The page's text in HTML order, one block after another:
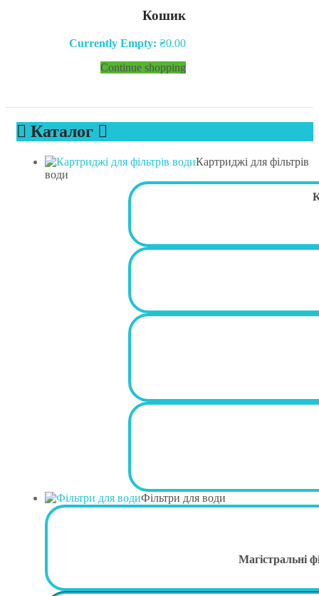
Кошик
Currently Empty: ₴0.00
Continue shopping
Каталог
Картриджі для фільтрів
води
Фільтри для води
Магістральні